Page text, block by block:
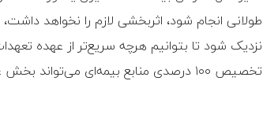
طولانی انجام شود، اثربخشی لازم را نخواهد
نزدیک شود تا بتوانیم هرچه سریع‌تر از عهده
تخصیص ۱۰۰ درصدی منابع بیمه‌ای می‌تواند بخش عمده هزینه‌های دارو و درمان را از دوش مردم بردارد.